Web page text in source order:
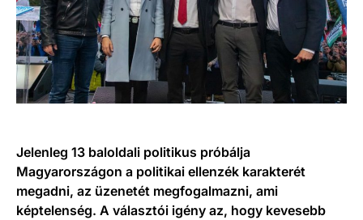
Jelenleg 13 baloldali politikus próbálja
Magyarországon a politikai ellenzék karakterét
megadni, az üzenetét megfogalmazni, ami
képtelenség. A választói igény az, hogy kevesebb